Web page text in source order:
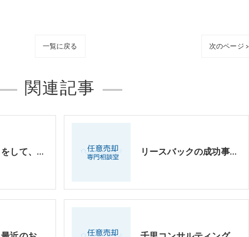
一覧に戻る 次のページ >
関連記事
リースバックをして、喜ばれたケース、パートⅡ リースバックの成功事例パート1